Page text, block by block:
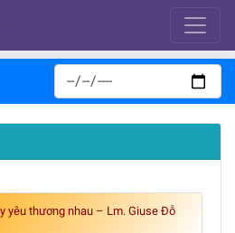
yêu thương nhau – Lm. Giuse Đỗ